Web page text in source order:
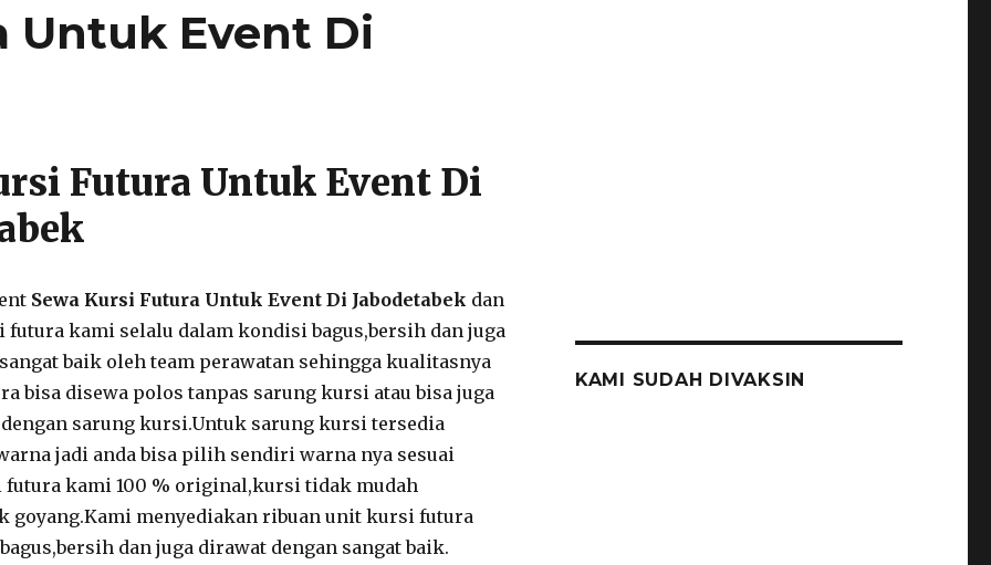
Untuk Event Di
Futura Untuk Event Di
Sewa Kursi Futura Untuk Event Di Jabodetabek dan
futura kami selalu dalam kondisi bagus,bersih dan juga
baik oleh team perawatan sehingga kualitasnya
bisa disewa polos tanpas sarung kursi atau bisa juga
sarung kursi.Untuk sarung kursi tersedia
jadi anda bisa pilih sendiri warna nya sesuai
kami 100 % original,kursi tidak mudah
goyang.Kami menyediakan ribuan unit kursi futura
dan juga dirawat dengan sangat baik.
KAMI SUDAH DIVAKSIN